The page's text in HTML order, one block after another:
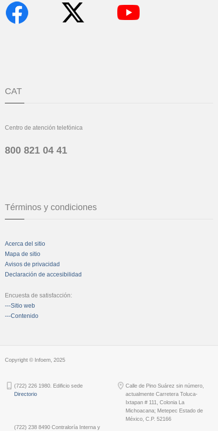
CAT
Centro de atención telefónica
800 821 04 41
Términos y condiciones
Acerca del sitio
Mapa de sitio
Avisos de privacidad
Declaración de accesibilidad
Encuesta de satisfacción:
---Sitio web
---Contenido
Copyright © Infoem, 2025
(722) 226 1980. Edificio sede
Directorio
(722) 238 8490 Contraloría Interna y
Calle de Pino Suárez sin número,
actualmente Carretera Toluca-
Ixtapan # 111, Colonia La
Michoacana; Metepec Estado de
México, C.P. 52166